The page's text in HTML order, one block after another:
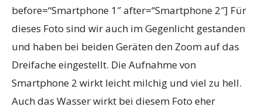
before=“Smartphone 1″ after=“Smartphone 2″] Für
dieses Foto sind wir auch im Gegenlicht gestanden
und haben bei beiden Geräten den Zoom auf das
Dreifache eingestellt. Die Aufnahme von
Smartphone 2 wirkt leicht milchig und viel zu hell.
Auch das Wasser wirkt bei diesem Foto eher